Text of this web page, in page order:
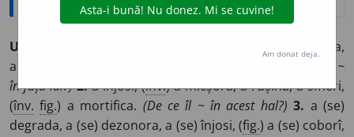
UMIL
) a se micșora,
a se smeri, (
(De ce vă ~
în fața lui?) 2.a înjosi, (înv.) a micșora, a rușina, a smeri,
(înv. fig.) a mortifica. (De ce îl ~ în acest hal?) 3. a (se)
degrada, a (se) dezonora, a (se) înjosi, (fig.) a (se) coborî,
Am donat deja.